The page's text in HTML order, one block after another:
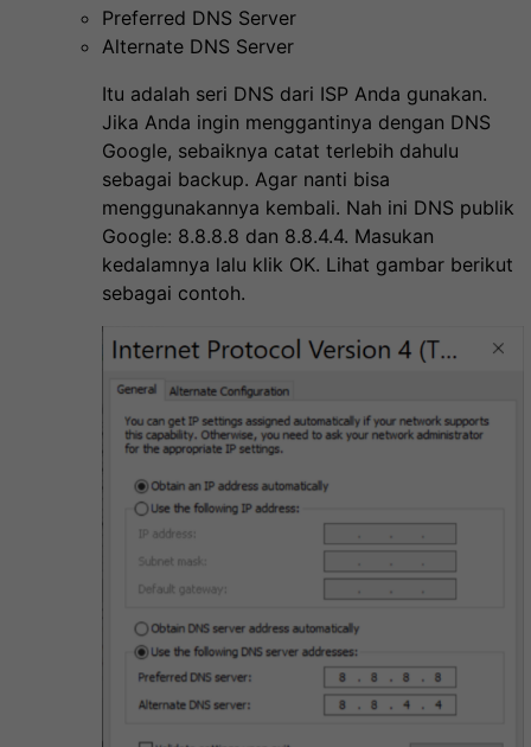
Preferred DNS Server
Alternate DNS Server
Itu adalah seri DNS dari ISP Anda gunakan.
Jika Anda ingin menggantinya dengan DNS
Google, sebaiknya catat terlebih dahulu
sebagai backup. Agar nanti bisa
menggunakannya kembali. Nah ini DNS publik
Google: 8.8.8.8 dan 8.8.4.4. Masukan
kedalamnya lalu klik OK. Lihat gambar berikut
sebagai contoh.